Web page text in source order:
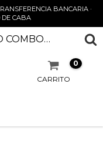
BANCARIA ·
DE CABA
MOLINILLO CRISTAL JUMBO COMBO X4
CARRITO
0